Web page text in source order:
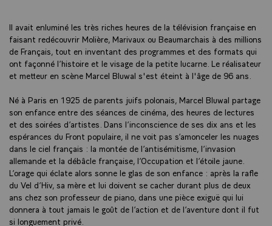
Il avait enluminé les très riches heures de la télévision française en
faisant redécouvrir Molière, Marivaux ou Beaumarchais à des millions
de Français, tout en inventant des programmes et des formats qui
ont façonné l’histoire et le visage de la petite lucarne. Le réalisateur
et metteur en scène Marcel Bluwal s'est éteint à l'âge de 96 ans.
Né à Paris en 1925 de parents juifs polonais, Marcel Bluwal partage
son enfance entre des séances de cinéma, des heures de lectures
et des soirées d’artistes. Dans l’inconscience de ses dix ans et les
espérances du Front populaire, il ne voit pas s’amonceler les nuages
dans le ciel français : la montée de l’antisémitisme, l’invasion
allemande et la débâcle française, l’Occupation et l’étoile jaune.
L’orage qui éclate alors sonne le glas de son enfance : après la rafle
du Vel d’Hiv, sa mère et lui doivent se cacher durant plus de deux
ans chez son professeur de piano, dans une pièce exiguë qui lui
donnera à tout jamais le goût de l’action et de l’aventure dont il fut
si longuement privé.